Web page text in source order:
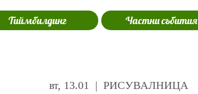
Тиймбилдинг Частни събития
вт, 13.01
  |
РИСУВАЛНИЦА